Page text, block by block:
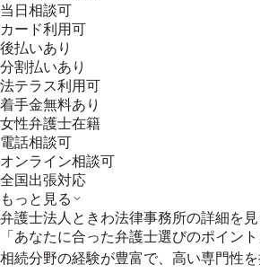
当日相談可
カード利用可
後払いあり
分割払いあり
法テラス利用可
着手金無料あり
女性弁護士在籍
電話相談可
オンライン相談可
全国出張対応
もっと見る
弁護士法人ときわ法律事務所の詳細を見
「あなたに合った弁護士選びのポイント
相続分野の経験が豊富で、高い専門性